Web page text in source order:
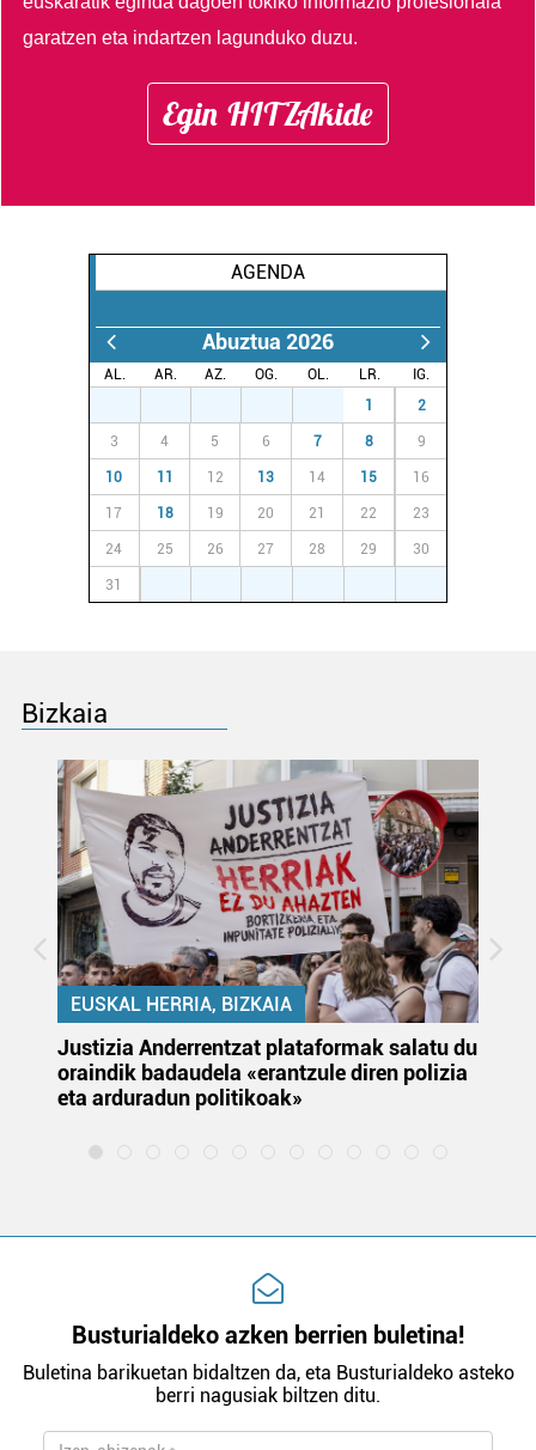
garatzen eta indartzen lagunduko duzu.
Egin HITZAkide
AGENDA
Abuztua 2026
AL. AR. AZ. OG. OL. LR.
IG.
1 2
3 4 5 6 7 8 9
10 11 12 13 14 15 16
17 18 19 20 21 22 23
24 25 26 27 28 29 30
31
Bizkaia
EUSKAL HERRIA, BIZKAIA
Justizia Anderrentzat plataformak salatu du
oraindik badaudela «erantzule diren polizia
eta arduradun politikoak»
Busturialdeko azken berrien buletina!
Buletina barikuetan bidaltzen da, eta Busturialdeko asteko
berri nagusiak biltzen ditu.